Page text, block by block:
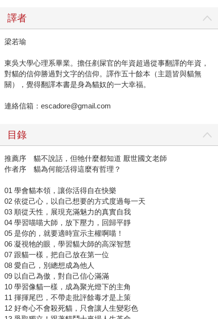
譯者
梁若瑜
東吳大學心理系畢業。擔任剷屎官的年資超過從事翻譯的年資，
對貓的信仰勝過對文字的信仰。譯作五十餘本（主題皆與貓無
關），覺得翻譯本書是身為貓奴的一大幸福。
連絡信箱：escadore@gmail.com
目錄
推薦序 貓不說話，但牠什麼都知道 厭世國文老師
作者序 貓為何能活得這麼有哲理？
01 學會貓本領，讓你活得自在快樂
02 依從己心，以自己想要的方式度過每一天
03 順從天性，展現充滿魅力的真實自我
04 學習喵喵大師，放下壓力，回歸平靜
05 是你的，就要適時宣示主權啊喵！
06 凝視牠的眼，學習貓大師的高深智慧
07 跟貓一樣，把自己放在第一位
08 愛自己，別總想成為他人
09 以自己為傲，對自己信心滿滿
10 學習像貓一樣，成為聚光燈下的主角
11 揮揮尾巴，不帶走批評餘毒才是上策
12 好奇心不會殺死貓，只會讓人生變彩色